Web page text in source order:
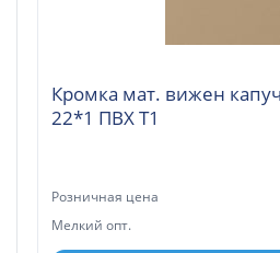
Кромка мат. вижен капучино P008/732/7498
22*1 ПВХ T1
Розничная цена
Мелкий опт.